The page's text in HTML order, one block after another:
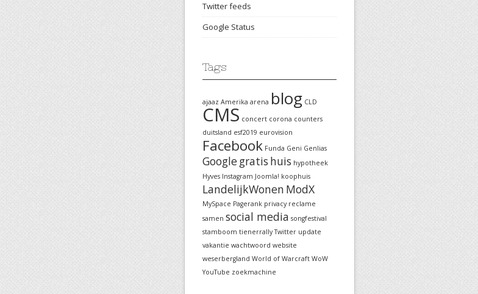
Twitter feeds
Google Status
Tags
ajaaz Amerika arena blog CLD
CMS concert corona counters
duitsland esf2019 eurovision
Facebook Funda Geni Genlias
Googlegratis huis hypotheek
Hyves Instagram Joomla! koophuis
LandelijkWonen ModX
MySpace Pagerank privacy reclame
samen social media songfestival
stamboom tienerrally Twitter update
vakantie wachtwoord website
weserbergland World of Warcraft WoW
YouTube zoekmachine